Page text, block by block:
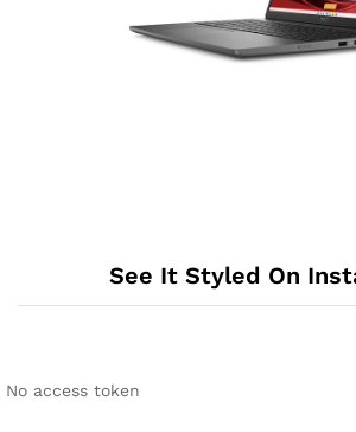
See It Styled On
No access token